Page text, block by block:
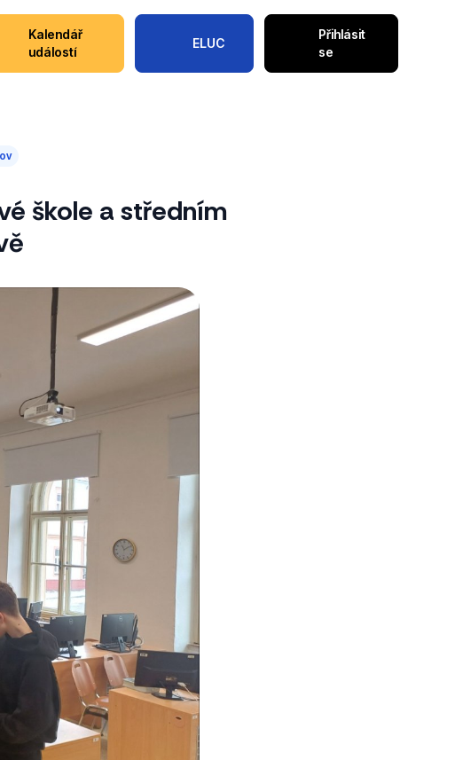
Kalendář
událostí
ELUC
Přihlásit
se
škole a středním